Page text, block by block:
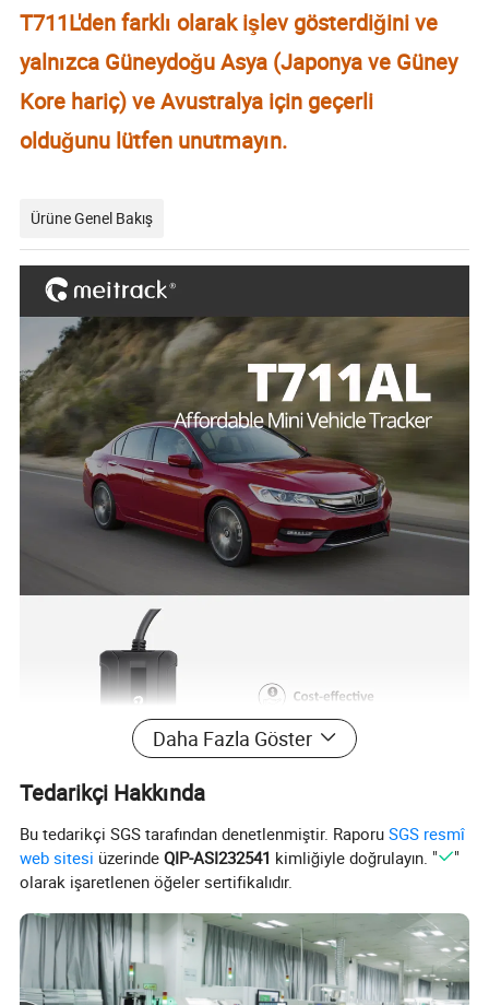
T711L'den farklı olarak işlev gösterdiğini ve
yalnızca Güneydoğu Asya (Japonya ve Güney
Kore hariç) ve Avustralya için geçerli
olduğunu lütfen unutmayın.
Ürüne Genel Bakış
Daha Fazla Göster
Tedarikçi Hakkında
Bu tedarikçi SGS tarafından denetlenmiştir. RaporuSGS resmî
web sitesi üzerindeQIP-ASI232541 kimliğiyle doğrulayın. "
"
olarak işaretlenen öğeler sertifikalıdır.